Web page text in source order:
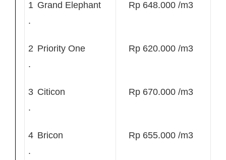
1
.
Grand Elephant Rp 648.000 /m3
2
.
Priority One Rp 620.000 /m3
3
.
Citicon Rp 670.000 /m3
4
.
Bricon Rp 655.000 /m3